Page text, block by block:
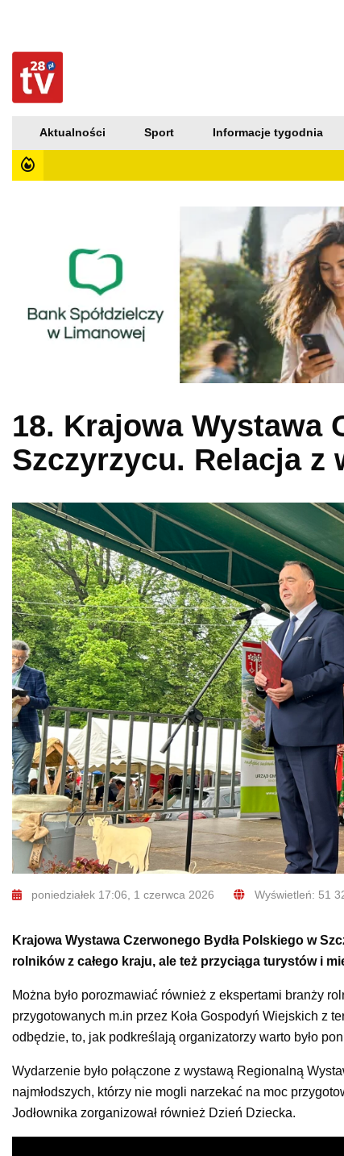
Aktualności Sport Informacje tygodnia
18. Krajowa Wystawa
Szczyrzycu. Relacja z
poniedziałek 17:06, 1 czerwca 2026 Wyświetleń: 51
Krajowa Wystawa Czerwonego Bydła Polskiego w
rolników z całego kraju, ale też przyciąga turystów i
Można było porozmawiać również z ekspertami branży
przygotowanych m.in przez Koła Gospodyń Wiejskich z
odbędzie, to, jak podkreślają organizatorzy warto było
Wydarzenie było połączone z wystawą Regionalną
najmłodszych, którzy nie mogli narzekać na moc
Jodłownika zorganizował również Dzień Dziecka.